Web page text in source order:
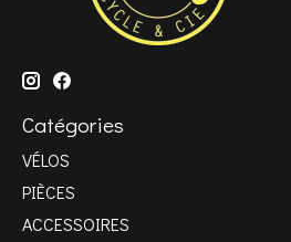
Catégories
VÉLOS
PIÈCES
ACCESSOIRES